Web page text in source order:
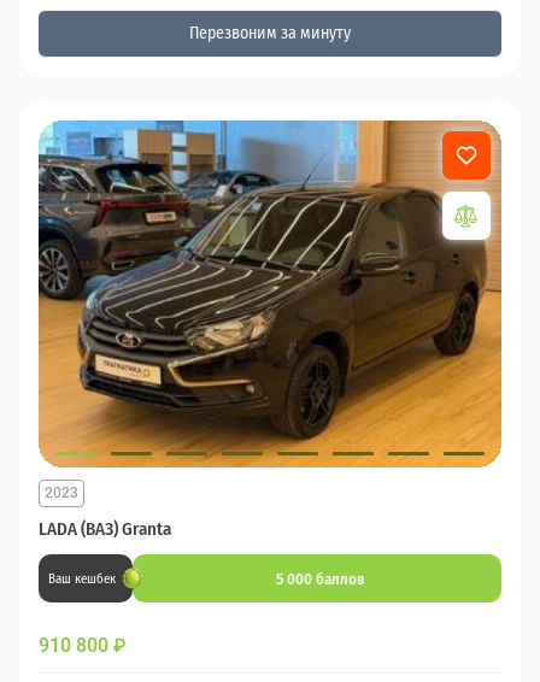
Перезвоним за минуту
LADA (ВАЗ) Granta
2023
Ваш кешбек 5 000 баллов
910 800 ₽